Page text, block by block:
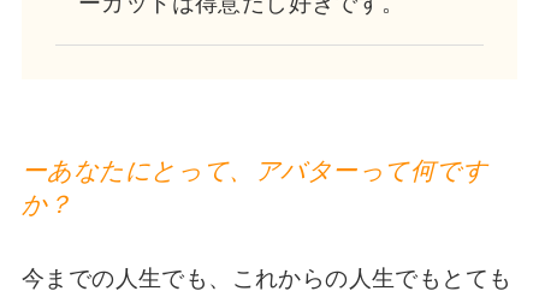
ーあなたにとって、アバターって何です
か？
今までの人生でも、これからの人生でもとても